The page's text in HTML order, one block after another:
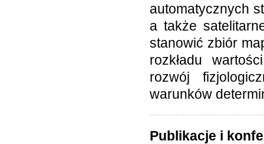
automatycznych
a także
stanowić zbiór
rozkładu
rozwój
warunków
Publikacje i